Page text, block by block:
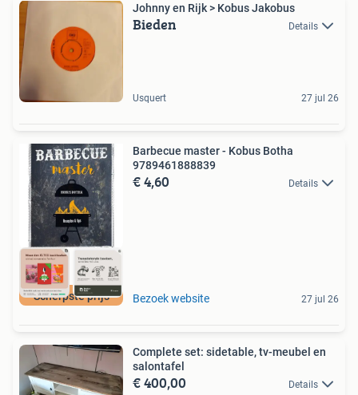
Johnny en Rijk > Kobus Jakobus
Bieden Details
Usquert 27 jul 26
Scherpste prijs
Barbecue master - Kobus Botha
9789461888839
€ 4,60 Details
Bezoek website 27 jul 26
Complete set: sidetable, tv-meubel en
salontafel
€ 400,00 Details